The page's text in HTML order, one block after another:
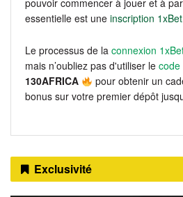
essentielle est une inscription 1xBet
Le processus de la connexion
mais n’oubliez pas d'utiliser le code
130AFRICA
pour obtenir un
bonus sur votre premier dépôt
Exclusivité